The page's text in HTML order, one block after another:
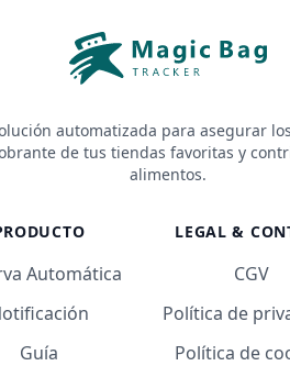
automatizada para asegurar
de tus tiendas favoritas y
alimentos.
Automática
Guía
LEGAL &
CGV
Política de
Política de